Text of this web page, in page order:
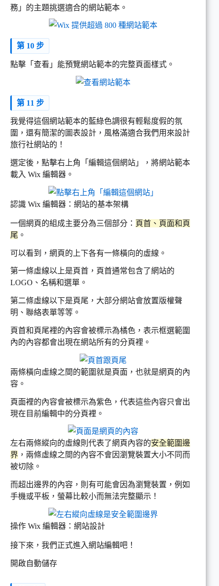
務」的主題挑選適合的網站範本。
第 10 步
點擊「查看」能預覽網站範本的完整頁面樣式。
第 11 步
我覺得這個網站範本的藍綠色調很有輕鬆度假的氛
圍，還有簡潔的圖表設計，風格滿適合我們用來設計
旅行社網站的！
選定後，點擊右上角「編輯這個網站」，將網站範本
載入 Wix 編輯器。
認識 Wix 編輯器：網站的基本架構
一個網頁的組成主要分為三個部分： 頁首、頁面和頁
尾 。
可以看到，網頁的上下各有一條橫向的虛線。
第一條虛線以上是頁首，頁首通常包含了網站的
LOGO、名稱和選單。
第二條虛線以下是頁尾，大部分網站會放置版權聲
明、聯絡表單等等。
頁首和頁尾裡的內容會被標示為橘色，表示框選範圍
內的內容都會出現在網站所有的分頁裡。
兩條橫向虛線之間的範圍就是頁面，也就是網頁的內
容。
頁面裡的內容會被標示為紫色，代表這些內容只會出
現在目前編輯中的分頁裡。
左右兩條縱向的虛線則代表了網頁內容的安全範圍邊
界 ，兩條虛線之間的內容不會因瀏覽裝置大小不同而
被切除。
而超出邊界的內容，則有可能會因為瀏覽裝置，例如
手機或平板，螢幕比較小而無法完整顯示！
操作 Wix 編輯器：網站設計
接下來，我們正式進入網站編輯吧！
開啟自動儲存